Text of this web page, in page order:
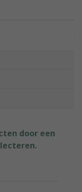
door een